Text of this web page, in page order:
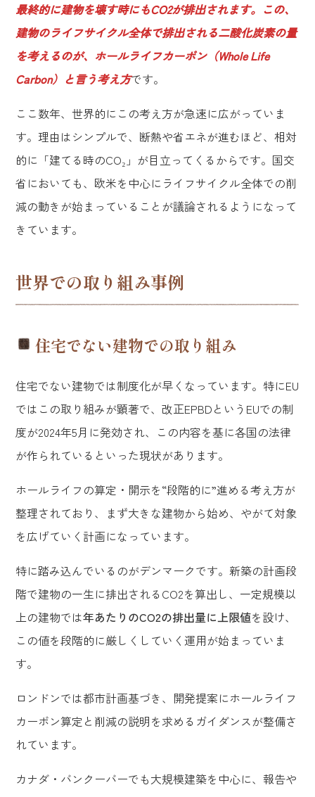
最終的に建物を壊す時にもCO2が排出されます。この、
建物のライフサイクル全体で排出される二酸化炭素の量
を考えるのが、ホールライフカーボン（Whole Life
Carbon）と言う考え方です。
ここ数年、世界的にこの考え方が急速に広がっていま
す。理由はシンプルで、断熱や省エネが進むほど、相対
的に「建てる時のCO₂」が目立ってくるからです。国交
省においても、欧米を中心にライフサイクル全体での削
減の動きが始まっていることが議論されるようになって
きています。
世界での取り組み事例
住宅でない建物での取り組み
住宅でない建物では制度化が早くなっています。特にEU
ではこの取り組みが顕著で、改正EPBDというEUでの制
度が2024年5月に発効され、この内容を基に各国の法律
が作られているといった現状があります。
ホールライフの算定・開示を“段階的に”進める考え方が
整理されており、まず大きな建物から始め、やがて対象
を広げていく計画になっています。
特に踏み込んでいるのがデンマークです。新築の計画段
階で建物の一生に排出されるCO2を算出し、一定規模以
上の建物では年あたりのCO2の排出量に上限値を設け、
この値を段階的に厳しくしていく運用が始まっていま
す。
ロンドンでは都市計画基づき、開発提案にホールライフ
カーボン算定と削減の説明を求めるガイダンスが整備さ
れています。
カナダ・バンクーバーでも大規模建築を中心に、報告や